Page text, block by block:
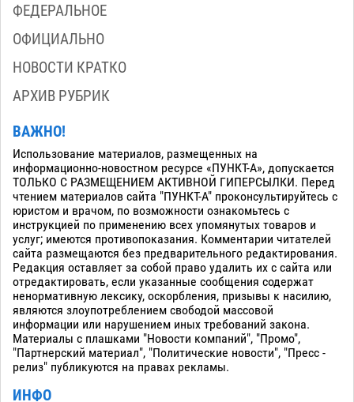
ФЕДЕРАЛЬНОЕ
ОФИЦИАЛЬНО
НОВОСТИ КРАТКО
АРХИВ РУБРИК
ВАЖНО!
Использование материалов, размещенных на
информационно-новостном ресурсе «ПУНКТ-А», допускается
ТОЛЬКО С РАЗМЕЩЕНИЕМ АКТИВНОЙ ГИПЕРСЫЛКИ. Перед
чтением материалов сайта "ПУНКТ-А" проконсультируйтесь с
юристом и врачом, по возможности ознакомьтесь с
инструкцией по применению всех упомянутых товаров и
услуг; имеются противопоказания. Комментарии читателей
сайта размещаются без предварительного редактирования.
Редакция оставляет за собой право удалить их с сайта или
отредактировать, если указанные сообщения содержат
ненормативную лексику, оскорбления, призывы к насилию,
являются злоупотреблением свободой массовой
информации или нарушением иных требований закона.
Материалы с плашками "Новости компаний", "Промо",
"Партнерский материал", "Политические новости", "Пресс -
релиз" публикуются на правах рекламы.
ИНФО